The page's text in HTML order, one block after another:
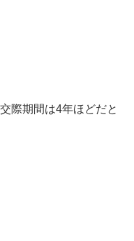
際期間は4年ほどだと